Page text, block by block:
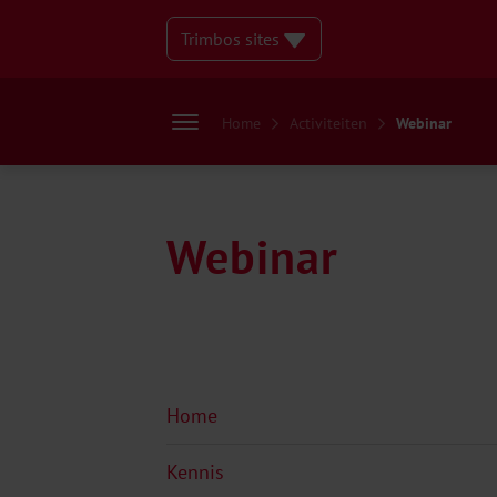
Trimbos sites
Home Activiteiten Webinar
Webinar
Home
Kennis